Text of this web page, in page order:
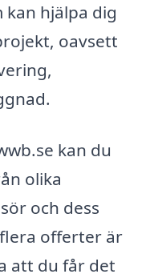
hjälpa dig
oavsett
kan du
olika
och dess
offerter är
att du får det